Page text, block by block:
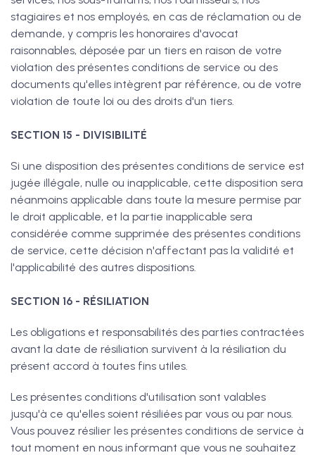
stagiaires et nos employés, en cas de réclamation ou de
demande, y compris les honoraires d'avocat
raisonnables, déposée par un tiers en raison de votre
violation des présentes conditions de service ou des
documents qu'elles intègrent par référence, ou de votre
violation de toute loi ou des droits d'un tiers.
SECTION 15 - DIVISIBILITÉ
Si une disposition des présentes conditions de service est
jugée illégale, nulle ou inapplicable, cette disposition sera
néanmoins applicable dans toute la mesure permise par
le droit applicable, et la partie inapplicable sera
considérée comme supprimée des présentes conditions
de service, cette décision n'affectant pas la validité et
l'applicabilité des autres dispositions.
SECTION 16 - RÉSILIATION
Les obligations et responsabilités des parties contractées
avant la date de résiliation survivent à la résiliation du
présent accord à toutes fins utiles.
Les présentes conditions d'utilisation sont valables
jusqu'à ce qu'elles soient résiliées par vous ou par nous.
Vous pouvez résilier les présentes conditions de service à
tout moment en nous informant que vous ne souhaitez